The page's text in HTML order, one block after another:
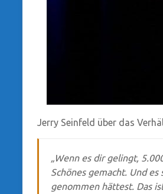
Jerry Seinfeld über das
„Wenn es dir gelingt,
Schönes gemacht. Und
genommen hättest. Das